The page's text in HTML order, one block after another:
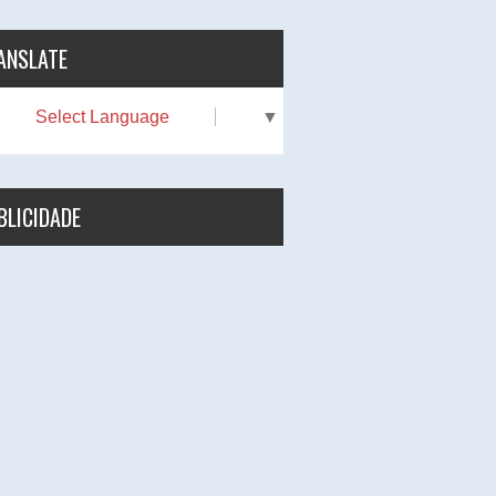
Select Language ▼